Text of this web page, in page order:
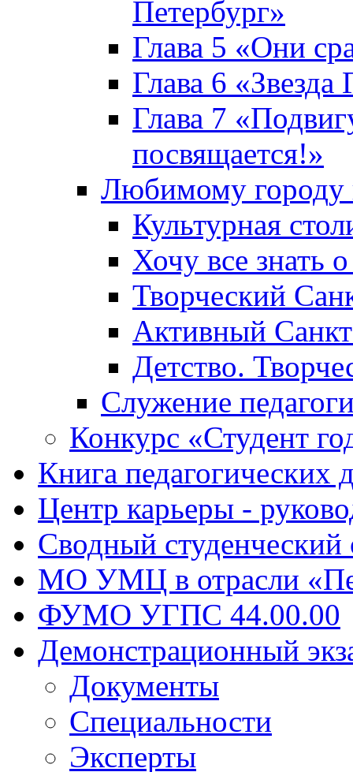
Петербург»
Глава 5 «Они
Глава 6 «Звезда
Глава 7
посвящается!»
Любимому городу
Культурная
Хочу все знать
Творческий
Активный
Детство.
Служение
Конкурс «Студент
Книга педагогических
Центр карьеры -
Сводный
МО УМЦ в отрасли
ФУМО УГПС 44.00.00
Демонстрационный
Документы
Специальности
Эксперты